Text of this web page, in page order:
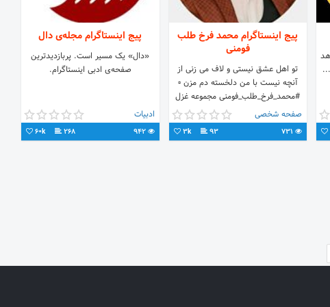
پیج اینستاگرام محمد فرخ طلب
فومنی
تو اهل عشق نیستی و لاف می زنی از
آنچه نیست با من دلخسته دم مزن ▫
#محمد_فرخ_طلب_فومنی مجموعه غزل
#طره_های_باد ▫ خوش آمدید عزیزان؛
صفای قدم تان🌹
صفحه شخصی
731
93
3k
پیج اینستاگرام مجله‌ی دال
«دال» یک مسیر است. پربازدیدترین
صفحه‌ی ادبی اینستاگرام.
ادبیات
942
268
60k